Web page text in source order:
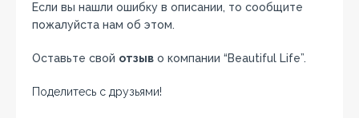
Если вы нашли ошибку в описании, то сообщите
пожалуйста нам об этом.
Оставьте свой отзыв о компании “Beautiful Life”.
Поделитесь с друзьями!